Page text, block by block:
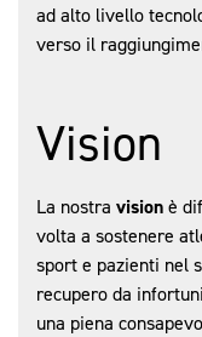
ad alto livello
verso il
Vision
La nostra visionè
volta a sostenere
sport e pazienti nel
recupero da
una piena